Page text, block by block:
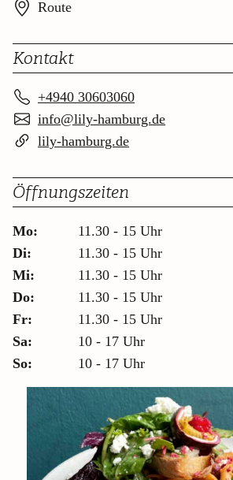
Route
Kontakt
+4940 30603060
info@lily-hamburg.de
lily-hamburg.de
Öffnungszeiten
Mo:
11.30 - 15 Uhr
Di:
11.30 - 15 Uhr
Mi:
11.30 - 15 Uhr
Do:
11.30 - 15 Uhr
Fr:
11.30 - 15 Uhr
Sa:
10 - 17 Uhr
So:
10 - 17 Uhr